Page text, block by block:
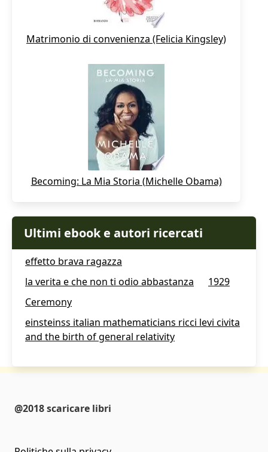
Matrimonio di convenienza (Felicia Kingsley)
Becoming: La Mia Storia (Michelle Obama)
Ultimi ebook e autori ricercati
effetto brava ragazza
la verita e che non ti odio abbastanza
1929
Ceremony
einsteinss italian mathematicians ricci levi civita
and the birth of general relativity
@2018 scaricare libri